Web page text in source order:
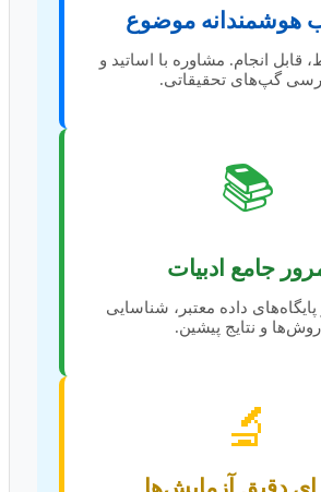
هوشمندانه موضوع
قابل انجام. مشاوره با اساتید و
گپ‌های تحقیقاتی.
📚
جامع ادبیات
داده معتبر، شناسایی
روش‌ها و نتایج پیشین.
🔬